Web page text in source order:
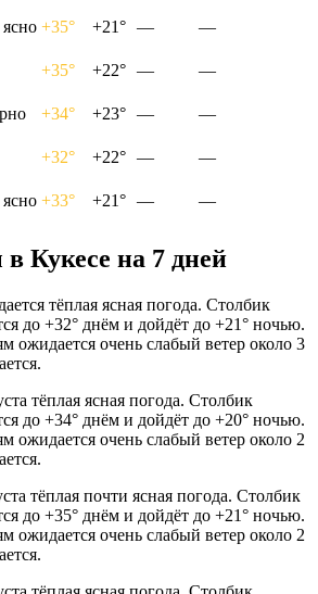
+35° +21° —
—
+35° +22° —
—
+34° +23° —
—
+32° +22° —
—
+33° +21° — —
Кукесе на 7 дней
тёплая ясная погода. Столбик
до +32° днём и дойдёт до +21° ночью.
ожидается очень слабый ветер около 3
тёплая ясная погода. Столбик
до +34° днём и дойдёт до +20° ночью.
ожидается очень слабый ветер около 2
тёплая почти ясная погода. Столбик
до +35° днём и дойдёт до +21° ночью.
ожидается очень слабый ветер около 2